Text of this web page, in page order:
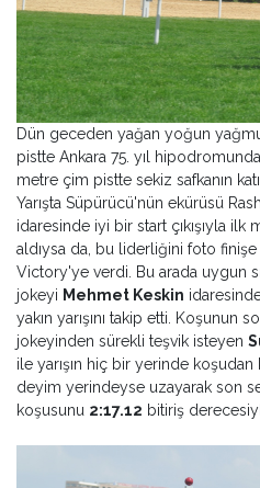
Dün geceden yağan yoğun
pistte Ankara 75. yıl
metre çim pistte sekiz safkanın
Yarışta Süpürücü'nün ekürüsü
idaresinde iyi bir start çıkışıyla ilk
aldıysa da, bu liderliğini foto
Victory'ye verdi. Bu arada uygun
jokeyi Mehmet Keskin
yakın yarışını takip etti. Koşunun
jokeyinden sürekli teşvik isteyen
ile yarışın hiç bir yerinde
deyim yerindeyse uzayarak son
koşusunu 2:17.12 bitiriş